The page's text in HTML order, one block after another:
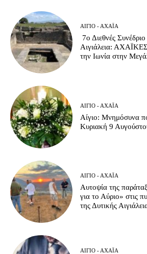
ΑΊΓΙΟ - ΑΧΑΪ́Α
7ο Διεθνές
Αιγιάλεια:
την Ιωνία στην
ΑΊΓΙΟ - ΑΧΑΪ́Α
Αίγιο: Μνημόσυνα
Κυριακή 9
ΑΊΓΙΟ - ΑΧΑΪ́Α
Αυτοψία της
για το Αύριο» στις
της Δυτικής
ΑΊΓΙΟ - ΑΧΑΪ́Α